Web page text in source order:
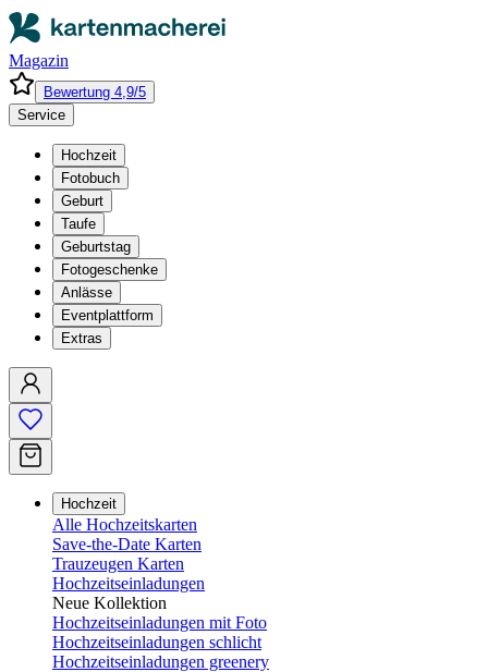
Magazin
Bewertung 4,9/5
Service
Hochzeit
Fotobuch
Geburt
Taufe
Geburtstag
Fotogeschenke
Anlässe
Eventplattform
Extras
Hochzeit
Alle Hochzeitskarten
Save-the-Date Karten
Trauzeugen Karten
Hochzeitseinladungen
Neue Kollektion
Hochzeitseinladungen mit Foto
Hochzeitseinladungen schlicht
Hochzeitseinladungen greenery